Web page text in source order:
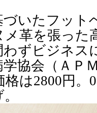
づいたフット
革を張った
わずビジネス
協会（ＡＰ
は2800円。